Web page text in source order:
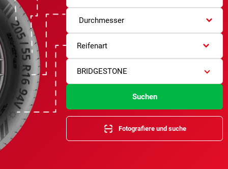
Durchmesser
Reifenart
BRIDGESTONE
Suchen
Fotografiere und suche